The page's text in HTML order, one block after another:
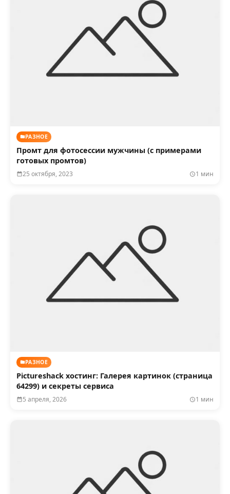
РАЗНОЕ
Промт для фотосессии мужчины (с примерами
готовых промтов)
25 октября, 2023 1 мин
РАЗНОЕ
Pictureshack хостинг: Галерея картинок (страница
64299) и секреты сервиса
5 апреля, 2026 1 мин